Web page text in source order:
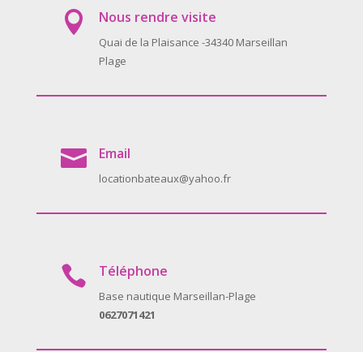
 Nous rendre visite
Quai de la Plaisance -34340 Marseillan
Plage
 Email
locationbateaux@yahoo.fr
 Téléphone
Base nautique Marseillan-Plage
0627071421